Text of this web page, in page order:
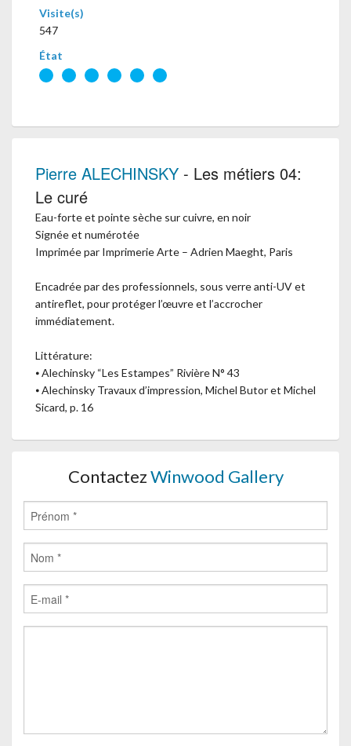
Visite(s)
547
État
Pierre ALECHINSKY - Les métiers 04:
Le curé
Eau-forte et pointe sèche sur cuivre, en noir
Signée et numérotée
Imprimée par Imprimerie Arte – Adrien Maeght, Paris
Encadrée par des professionnels, sous verre anti-UV et
antireflet, pour protéger l’œuvre et l’accrocher
immédiatement.
Littérature:
⦁ Alechinsky “Les Estampes” Rivière N° 43
⦁ Alechinsky Travaux d’impression, Michel Butor et Michel
Sicard, p. 16
ContactezWinwood Gallery